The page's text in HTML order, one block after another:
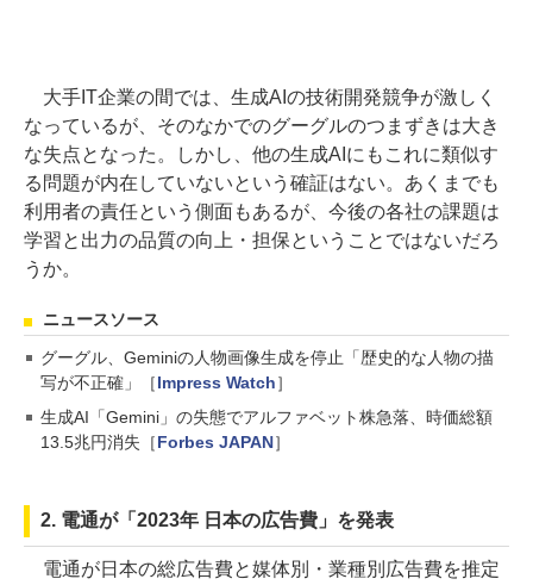
大手IT企業の間では、生成AIの技術開発競争が激しく
なっているが、そのなかでのグーグルのつまずきは大き
な失点となった。しかし、他の生成AIにもこれに類似す
る問題が内在していないという確証はない。あくまでも
利用者の責任という側面もあるが、今後の各社の課題は
学習と出力の品質の向上・担保ということではないだろ
うか。
ニュースソース
グーグル、Geminiの人物画像生成を停止「歴史的な人物の描
写が不正確」［Impress Watch］
生成AI「Gemini」の失態でアルファベット株急落、時価総額
13.5兆円消失［Forbes JAPAN］
2. 電通が「2023年 日本の広告費」を発表
電通が日本の総広告費と媒体別・業種別広告費を推定